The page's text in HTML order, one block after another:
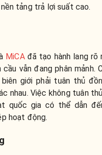
tảng trả lợi suất cao.
MiCAđã tạo hành lang rõ
vẫn đang phân mảnh.
giới phải tuân thủ
nhau. Việc không tuân
quốc gia có thể dẫn
hoạt động.